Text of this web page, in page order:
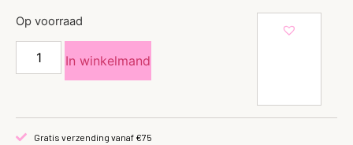
Op voorraad
In winkelmand
Gratis verzending vanaf €75